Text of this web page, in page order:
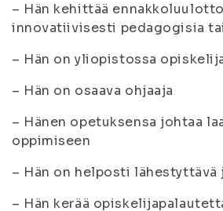
– Hän kehittää
innovatiivisesti pedagogisia
– Hän on yliopistossa
– Hän on osaava ohjaaja
– Hänen opetuksensa johtaa
oppimiseen
– Hän on helposti lähestyttävä
– Hän kerää